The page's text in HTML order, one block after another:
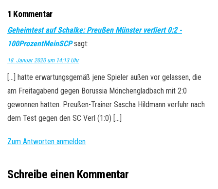
1 Kommentar
Geheimtest auf Schalke: Preußen Münster verliert 0:2 -
100ProzentMeinSCP sagt:
18. Januar 2020 um 14:13 Uhr
[…] hatte erwartungsgemäß jene Spieler außen vor gelassen, die
am Freitagabend gegen Borussia Mönchengladbach mit 2:0
gewonnen hatten. Preußen-Trainer Sascha Hildmann verfuhr nach
dem Test gegen den SC Verl (1:0) […]
Zum Antworten anmelden
Schreibe einen Kommentar